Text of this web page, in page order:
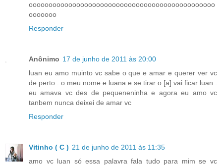
ooooooooooooooooooooooooooooooooooooooooooooooo
ooooooo
Responder
Anônimo 17 de junho de 2011 às 20:00
luan eu amo muinto vc sabe o que e amar e querer ver vc
de perto . o meu nome e luana e se tirar o [a] vai ficar luan .
eu amava vc des de pequeneninha e agora eu amo vc
tanbem nunca deixei de amar vc
Responder
Vitinho ( C ) 21 de junho de 2011 às 11:35
amo vc luan só essa palavra fala tudo para mim se vc